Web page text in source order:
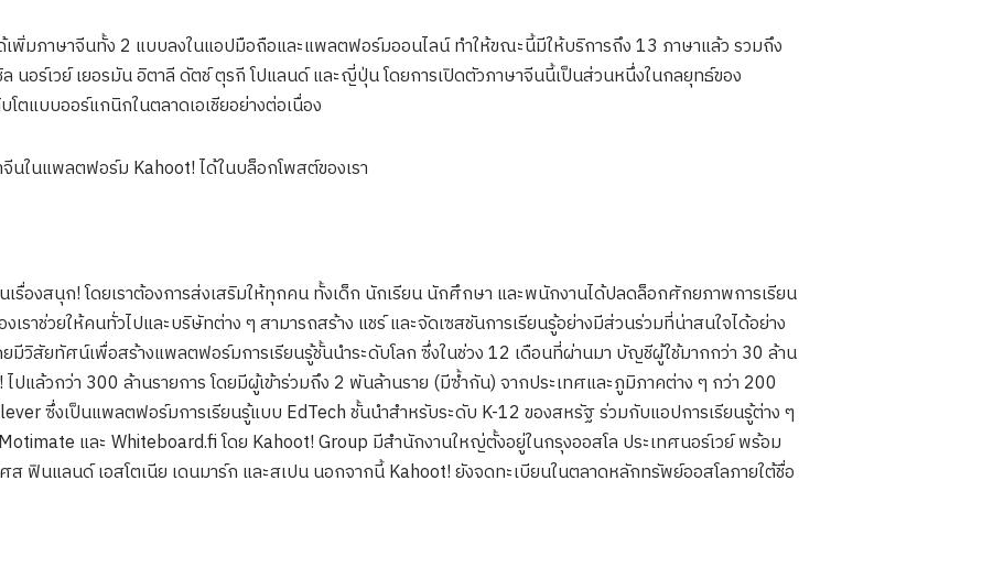
พิ่มภาษาจีนทั้ง 2 แบบลงในแอปมือถือและแพลตฟอร์มออนไลน์ ทำให้ขณะนี้มีให้บริการถึง 13 ภาษาแล้ว รวมถึง
นอร์เวย์ เยอรมัน อิตาลี ดัตช์ ตุรกี โปแลนด์ และญี่ปุ่น โดยการเปิดตัวภาษาจีนนี้เป็นส่วนหนึ่งในกลยุทธ์ของ
ตแบบออร์แกนิกในตลาดเอเชียอย่างต่อเนื่อง
นในแพลตฟอร์ม Kahoot! ได้ในบล็อกโพสต์ของเรา
เรื่องสนุก! โดยเราต้องการส่งเสริมให้ทุกคน ทั้งเด็ก นักเรียน นักศึกษา และพนักงานได้ปลดล็อกศักยภาพการเรียน
ราช่วยให้คนทั่วไปและบริษัทต่าง ๆ สามารถสร้าง แชร์ และจัดเซสชันการเรียนรู้อย่างมีส่วนร่วมที่น่าสนใจได้อย่าง
มีวิสัยทัศน์เพื่อสร้างแพลตฟอร์มการเรียนรู้ชั้นนำระดับโลก ซึ่งในช่วง 12 เดือนที่ผ่านมา บัญชีผู้ใช้มากกว่า 30 ล้าน
ล้วกว่า 300 ล้านรายการ โดยมีผู้เข้าร่วมถึง 2 พันล้านราย (มีซ้ำกัน) จากประเทศและภูมิภาคต่าง ๆ กว่า 200
ซึ่งเป็นแพลตฟอร์มการเรียนรู้แบบ EdTech ชั้นนำสำหรับระดับ K-12 ของสหรัฐ ร่วมกับแอปการเรียนรู้ต่าง ๆ
และ Whiteboard.fi โดย Kahoot! Group มีสำนักงานใหญ่ตั้งอยู่ในกรุงออสโล ประเทศนอร์เวย์ พร้อม
ฟินแลนด์ เอสโตเนีย เดนมาร์ก และสเปน นอกจากนี้ Kahoot! ยังจดทะเบียนในตลาดหลักทรัพย์ออสโลภายใต้ชื่อ